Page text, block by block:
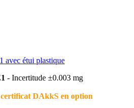
avec étui plastique
- Incertitude ±0.003 mg
DAkkS en option